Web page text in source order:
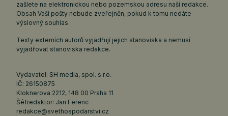
zašlete na elektronickou nebo pozemskou adresu naší redakce.
Obsah Vaší pošty nebude zveřejněn, pokud k tomu nedáte
výslovný souhlas.
Texty externích autorů vyjadřují jejich stanoviska a nemusí
vyjadřovat stanoviska redakce.
Vydavatel: SH media, spol. s r.o.
IČ: 26150875
Kloknerova 2212, 148 00 Praha 11
Šéfredaktor: Jan Ferenc
redakce@svethospodarstvi.cz